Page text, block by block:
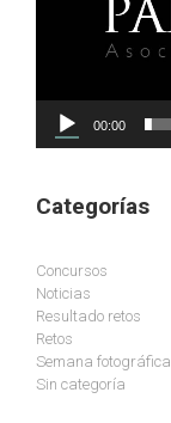
00:00
Categorías
Concursos
Noticias
Resultado retos
Retos
Semana fotográfica
Sin categoría